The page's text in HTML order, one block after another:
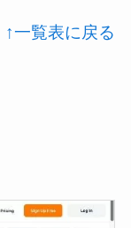
↑一覧表に戻る